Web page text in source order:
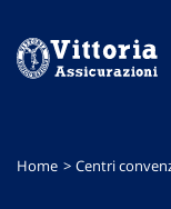
menu
contenuto
footer
Home Centri